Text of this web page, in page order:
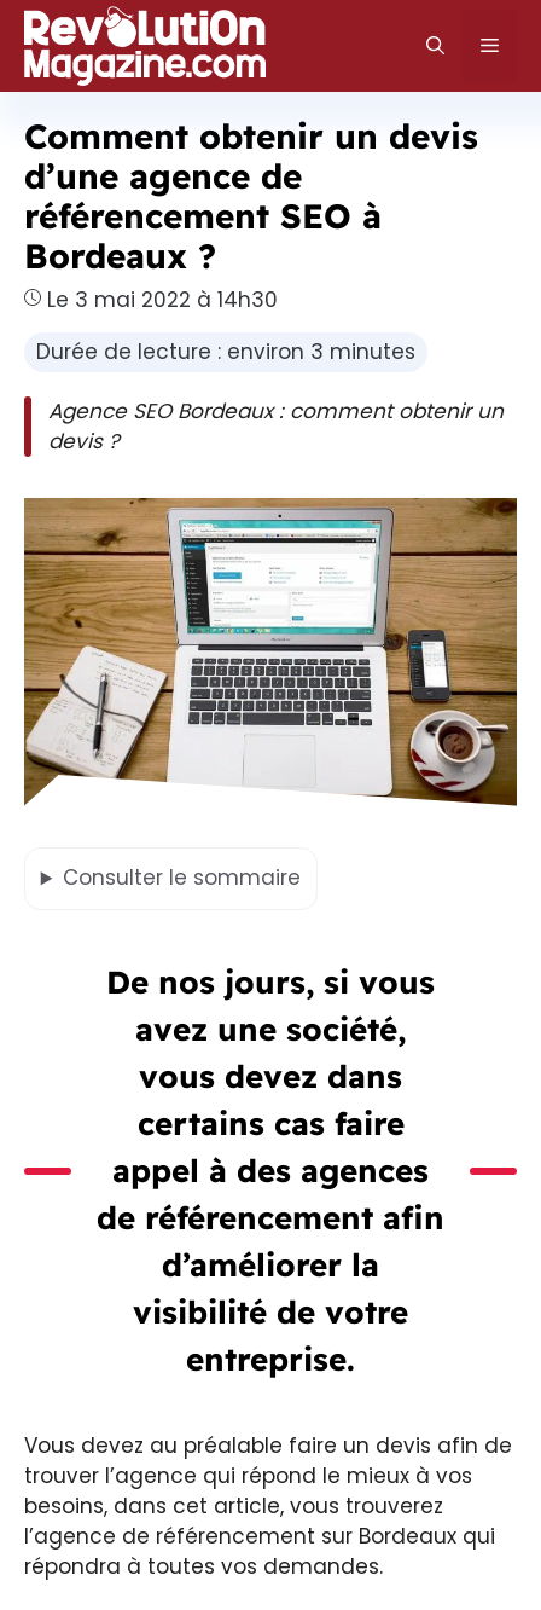
Aller
au
contenu
Comment obtenir un devis
d’une agence de
référencement SEO à
Bordeaux ?
Le 3 mai 2022 à 14h30
Durée de lecture : environ 3 minutes
Agence SEO Bordeaux : comment obtenir un
devis ?
Consulter le sommaire
De nos jours, si vous
avez une société,
vous devez dans
certains cas faire
appel à des agences
de référencement afin
d’améliorer la
visibilité de votre
entreprise.
Vous devez au préalable faire un devis afin de
trouver l’agence qui répond le mieux à vos
besoins, dans cet article, vous trouverez
l’agence de référencement sur Bordeaux qui
répondra à toutes vos demandes.